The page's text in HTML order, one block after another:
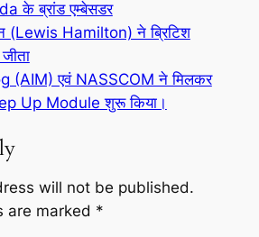
के ब्रांड एम्बेसडर
(Lewis Hamilton) ने ब्रिटिश
(AIM) एवं NASSCOM ने मिलकर
Up Module शुरू किया।
will not be published.
are marked *